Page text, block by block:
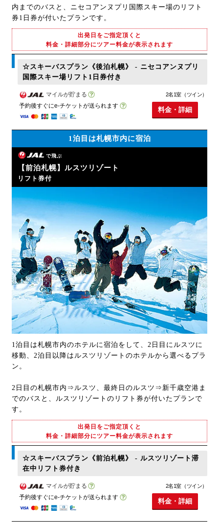
内までのバスと、ニセコアンヌプリ国際スキー場のリフト
券1日券が付いたプランです。
出発日をご指定頂くと
料金・詳細部分にツアー料金が表示されます
☆スキーバスプラン《後泊札幌》 - ニセコアンヌプリ
国際スキー場リフト1日券付き
マイルが貯まる
予約後すぐにe-チケットが送られます
2名1室（ツイン）
料金・詳細
1泊目は札幌市内に宿泊
で飛ぶ
【前泊札幌】ルスツリゾート
リフト券付
1泊目は札幌市内のホテルに宿泊をして、2日目にルスツに
移動、2泊目以降はルスツリゾートのホテルから選べるプラ
ン。
2日目の札幌市内⇒ルスツ、最終日のルスツ⇒新千歳空港ま
でのバスと、ルスツリゾートのリフト券が付いたプランで
す。
出発日をご指定頂くと
料金・詳細部分にツアー料金が表示されます
☆スキーバスプラン《前泊札幌》 - ルスツリゾート滞
在中リフト券付き
マイルが貯まる
予約後すぐにe-チケットが送られます
2名1室（ツイン）
料金・詳細